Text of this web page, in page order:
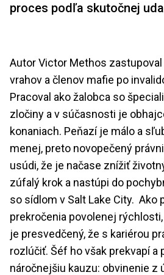
proces podľa skutočnej
Autor Victor Methos
vrahov a členov mafie po
Pracoval ako žalobca so
zločiny a v súčasnosti je
konaniach. Peňazí je málo a
menej, preto novopečený
usúdi, že je načase znížiť
zúfalý krok a nastúpi do
so sídlom v Salt Lake City. Ako
prekročenia povolenej
je presvedčený, že s kariérou
rozlúčiť. Šéf ho však prekvapí a
náročnejšiu kauzu: obvinenie z